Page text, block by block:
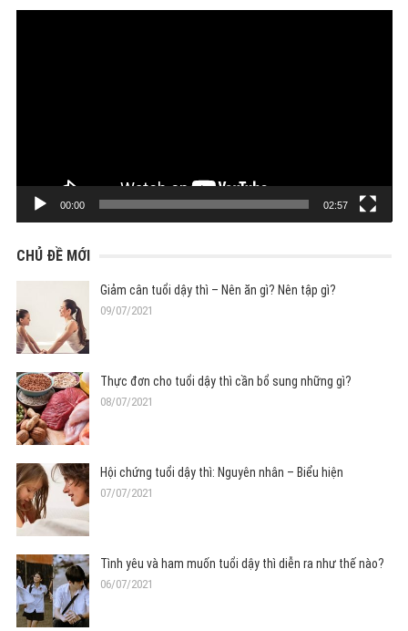
00:00 02:57
CHỦ ĐỀ MỚI
Giảm cân tuổi dậy thì – Nên ăn gì? Nên tập gì?
09/07/2021
Thực đơn cho tuổi dậy thì cần bổ sung những gì?
08/07/2021
Hội chứng tuổi dậy thì: Nguyên nhân – Biểu hiện
07/07/2021
Tình yêu và ham muốn tuổi dậy thì diễn ra như thế nào?
06/07/2021